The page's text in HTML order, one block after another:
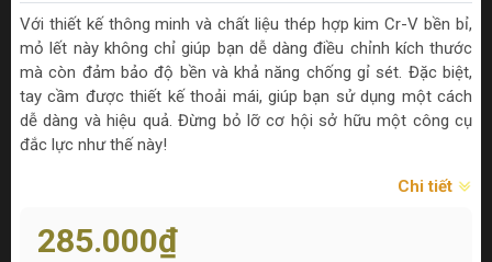
Với thiết kế thông minh và chất liệu thép hợp kim Cr-V bền bỉ,
mỏ lết này không chỉ giúp bạn dễ dàng điều chỉnh kích thước
mà còn đảm bảo độ bền và khả năng chống gỉ sét. Đặc biệt,
tay cầm được thiết kế thoải mái, giúp bạn sử dụng một cách
dễ dàng và hiệu quả. Đừng bỏ lỡ cơ hội sở hữu một công cụ
đắc lực như thế này!
Chi tiết
285.000₫